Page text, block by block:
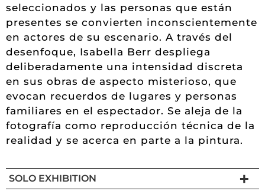
seleccionados y las personas que están
presentes se convierten inconscientemente
en actores de su escenario. A través del
desenfoque, Isabella Berr despliega
deliberadamente una intensidad discreta
en sus obras de aspecto misterioso, que
evocan recuerdos de lugares y personas
familiares en el espectador. Se aleja de la
fotografía como reproducción técnica de la
realidad y se acerca en parte a la pintura.
SOLO EXHIBITION